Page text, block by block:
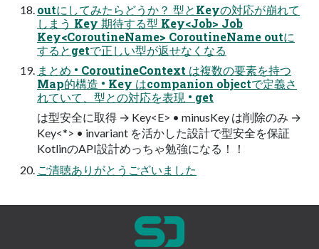
outにしてみたらどうか？ 型とKeyの対応が崩れて
しまう Key 期待する型 Key<Job> Job
Key<CoroutineName> CoroutineName outに
するとgetで正しい型が返せなくなる
まとめ • CoroutineContext は複数の要素を持つ
Map的構造 • Key はcompanion objectで定義さ
れていて、型との対応を表現 • get
は型安全に取得 → Key<E> • minusKey は削除のみ →
Key<*> • invariant を活かした設計で型安全を保証
KotlinのAPI設計めっちゃ勉強になる！！
ご清聴ありがとうございました